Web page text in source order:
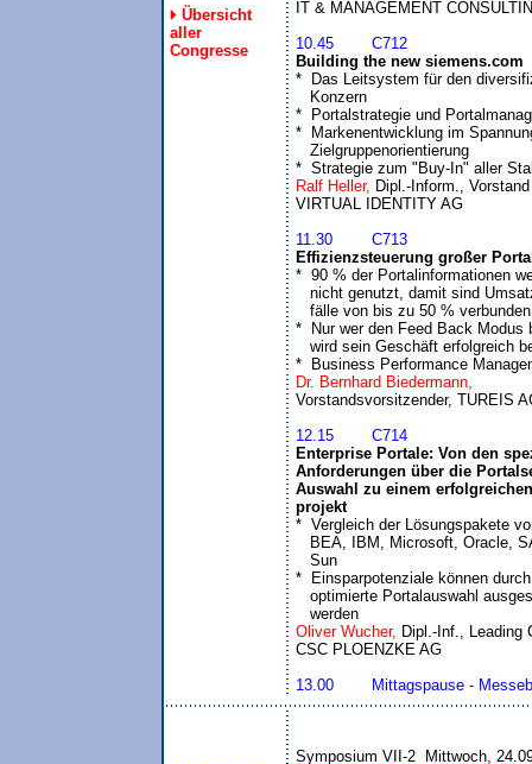
Übersicht
aller
Congresse
10.45	C712
Building the new siemens.com
*  Das Leitsystem für den
   Konzern
*  Portalstrategie und
*  Markenentwicklung im
   Zielgruppenorientierung
*  Strategie zum "Buy-In" aller
Ralf Heller, Dipl.-Inform.,
11.30	C713
Effizienzsteuerung großer
*  90 % der Portalinformationen
nicht genutzt, damit sind
   fälle von bis zu 50 % verbunden
*  Nur wer den Feed Back Modus
wird sein Geschäft erfolgreich
*  Business Performance
Dr. Bernhard Biedermann,
12.15	C714
Enterprise Portale: Von den
Anforderungen über die
Auswahl zu einem
projekt
*  Vergleich der Lösungspakete
BEA, IBM, Microsoft, Oracle,
   Sun
*  Einsparpotenziale können
optimierte Portalauswahl
   werden
Oliver Wucher, Dipl.-Inf., Leading
13.00	Mittagspause -